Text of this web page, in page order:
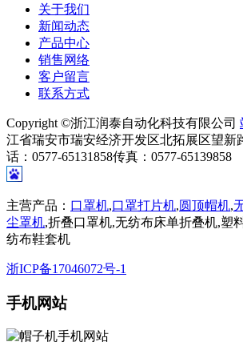
关于我们
新闻动态
产品中心
销售网络
客户留言
联系方式
Copyright ©浙江润泰自动化科技有限公司
江省瑞安市瑞安经济开发区北拓展区望新
话：0577-65131858传真：0577-65139858
主营产品： 口罩机,口罩打片机,圆顶帽机,
尘罩机,折叠口罩机,无纺布床单折叠机,塑
纺布鞋套机
浙ICP备17046072号-1
手机网站